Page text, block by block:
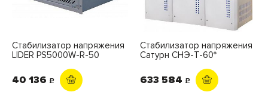
Стабилизатор напряжения
LIDER PS5000W-R-50
40 136 c
Стабилизатор напряжения
Сатурн СНЭ-Т-60*
633 584 c